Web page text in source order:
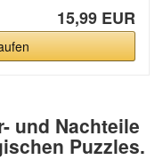
15,99 EUR
und Nachteile
Puzzles.